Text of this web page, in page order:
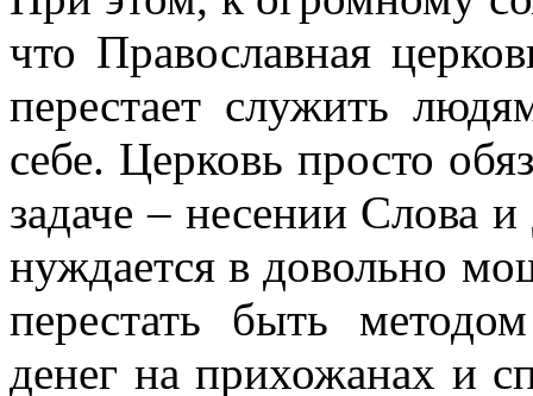
что Православная
перестает служить
себе. Церковь просто
задаче – несении Слова
нуждается в довольно
перестать быть
денег на прихожанах и